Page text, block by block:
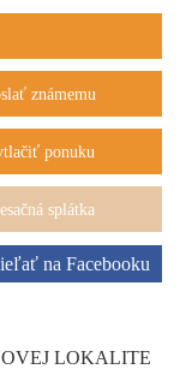
známemu
ponuku
splátka
na Facebooku
LOKALITE